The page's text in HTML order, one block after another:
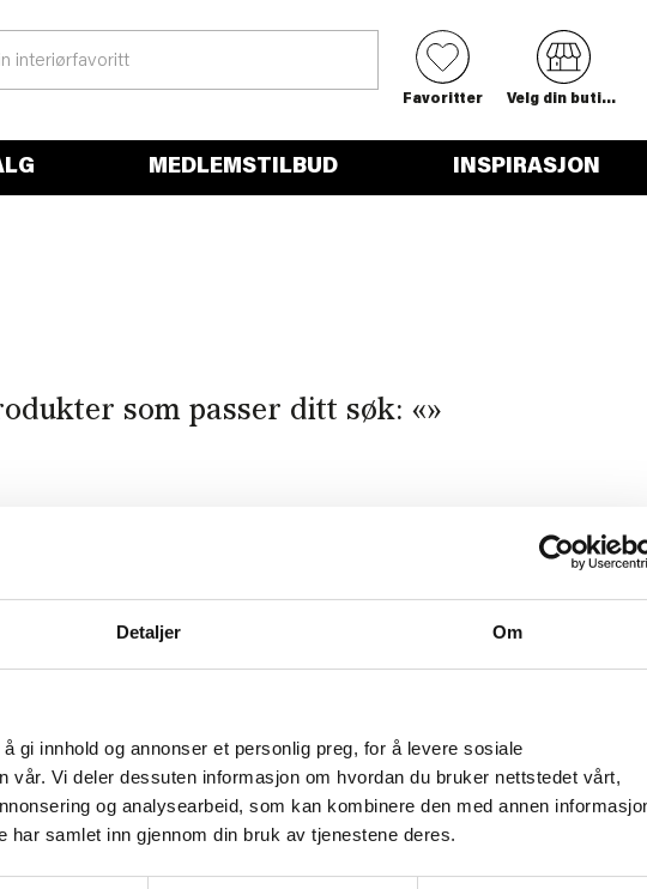
Detaljer Om
gi innhold og annonser et personlig preg, for å levere sosiale
vår. Vi deler dessuten informasjon om hvordan du bruker nettstedet vårt,
og analysearbeid, som kan kombinere den med annen
har samlet inn gjennom din bruk av tjenestene deres.
0
Favoritter Velg din butikk
MEDLEMSTILBUD INSPIRASJON
som passer ditt søk: «»
LYSLYKT BILLIE RUTET 10 CM
BRUN
SENGETØY KREPP HARMONY
140X200 CM, BLÅ